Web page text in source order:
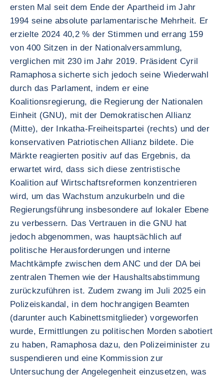
ersten Mal seit dem Ende der Apartheid im Jahr
1994 seine absolute parlamentarische Mehrheit. Er
erzielte 2024 40,2 % der Stimmen und errang 159
von 400 Sitzen in der Nationalversammlung,
verglichen mit 230 im Jahr 2019. Präsident Cyril
Ramaphosa sicherte sich jedoch seine Wiederwahl
durch das Parlament, indem er eine
Koalitionsregierung, die Regierung der Nationalen
Einheit (GNU), mit der Demokratischen Allianz
(Mitte), der Inkatha-Freiheitspartei (rechts) und der
konservativen Patriotischen Allianz bildete. Die
Märkte reagierten positiv auf das Ergebnis, da
erwartet wird, dass sich diese zentristische
Koalition auf Wirtschaftsreformen konzentrieren
wird, um das Wachstum anzukurbeln und die
Regierungsführung insbesondere auf lokaler Ebene
zu verbessern. Das Vertrauen in die GNU hat
jedoch abgenommen, was hauptsächlich auf
politische Herausforderungen und interne
Machtkämpfe zwischen dem ANC und der DA bei
zentralen Themen wie der Haushaltsabstimmung
zurückzuführen ist. Zudem zwang im Juli 2025 ein
Polizeiskandal, in dem hochrangigen Beamten
(darunter auch Kabinettsmitglieder) vorgeworfen
wurde, Ermittlungen zu politischen Morden sabotiert
zu haben, Ramaphosa dazu, den Polizeiminister zu
suspendieren und eine Kommission zur
Untersuchung der Angelegenheit einzusetzen, was